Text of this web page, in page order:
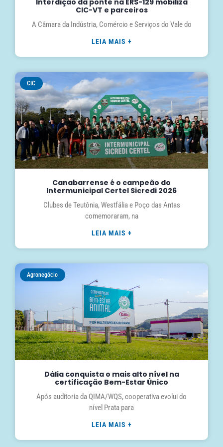
CIC-VT e parceiros
A Câmara da Indústria, Comércio e Serviços do Vale do
LEIA MAIS +
CIC
Canabarrense é o campeão do
Intermunicipal Certel Sicredi 2026
Clubes de Teutônia, Westfália e Poço das Antas
comemoraram, na
LEIA MAIS +
Agronegócio
Dália conquista o mais alto nível na
certificação Bem-Estar Único
Após auditoria da QIMA/WQS, cooperativa evolui do
nível Prata para
LEIA MAIS +